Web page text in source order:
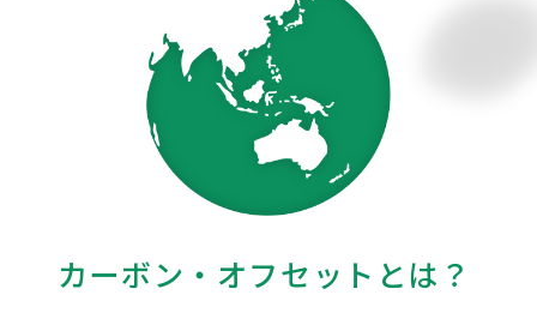
カーボン・オフセットとは？